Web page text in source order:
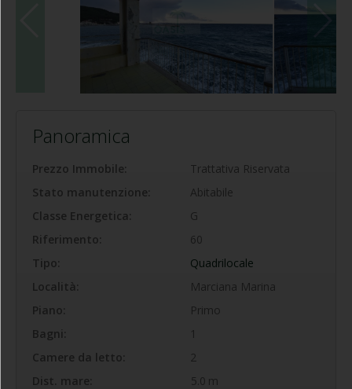
Panoramica
Prezzo Immobile:
Trattativa Riservata
Stato manutenzione:
Abitabile
Classe Energetica:
G
Riferimento:
60
Tipo:
Quadrilocale
Località:
Marciana Marina
Piano:
Primo
Bagni:
1
Camere da letto:
2
Dist. mare:
5.0 m